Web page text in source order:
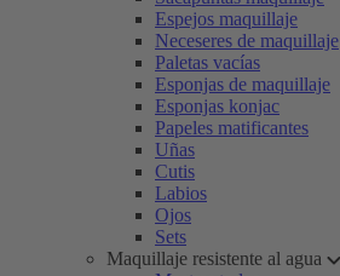
Espejos maquillaje
Neceseres de maquillaje
Paletas vacías
Esponjas de maquillaje
Esponjas konjac
Papeles matificantes
Uñas
Cutis
Labios
Ojos
Sets
Maquillaje resistente al agua